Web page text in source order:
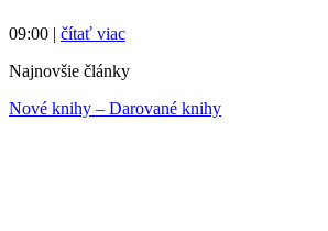
09:00 | čítať viac
Najnovšie články
Nové knihy – Darované knihy